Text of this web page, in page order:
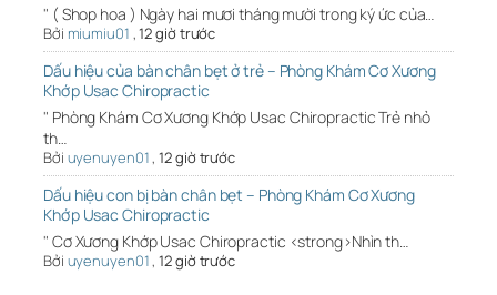
" ( Shop hoa ) Ngày hai mươi tháng mười trong ký ức của…
Bởi miumiu01 ,12 giờ trước
Dấu hiệu của bàn chân bẹt ở trẻ – Phòng Khám Cơ Xương
Khớp Usac Chiropractic
" Phòng Khám Cơ Xương Khớp Usac Chiropractic Trẻ nhỏ
th…
Bởi uyenuyen01,12 giờ trước
Dấu hiệu con bị bàn chân bẹt – Phòng Khám Cơ Xương
Khớp Usac Chiropractic
" Cơ Xương Khớp Usac Chiropractic <strong>Nhìn th…
Bởi uyenuyen01,12 giờ trước